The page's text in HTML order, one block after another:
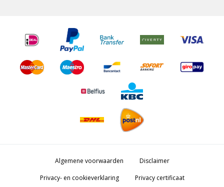
Algemene voorwaarden
Disclaimer
Privacy- en cookieverklaring
Privacy certificaat